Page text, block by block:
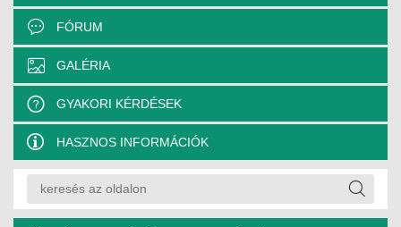
FÓRUM
GALÉRIA
GYAKORI KÉRDÉSEK
HASZNOS INFORMÁCIÓK